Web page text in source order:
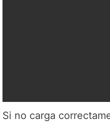
Si no carga